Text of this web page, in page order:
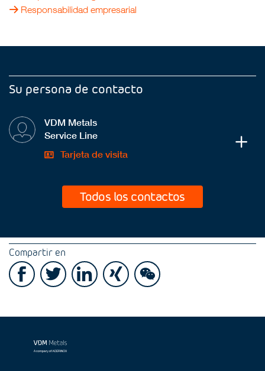
Responsabilidad empresarial
Su persona de contacto
VDM Metals
Service Line
Tarjeta de visita
Todos los contactos
Compartir en